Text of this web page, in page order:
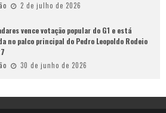
2 de julho de 2026
vence votação popular do G1 e está
no palco principal do Pedro Leopoldo Rodeio
30 de junho de 2026